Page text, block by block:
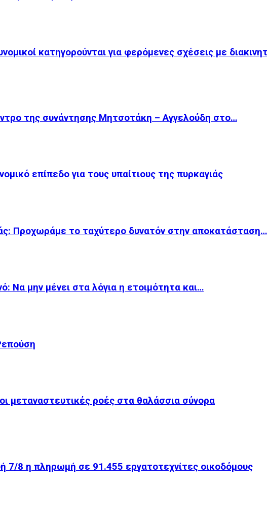
κατηγορούνται για φερόμενες σχέσεις με
της συνάντησης Μητσοτάκη – Αγγελούδη στο…
επίπεδο για τους υπαίτιους της πυρκαγιάς
Προχωράμε το ταχύτερο δυνατόν στην αποκατάσταση…
Να μην μένει στα λόγια η ετοιμότητα και…
μεταναστευτικές ροές στα θαλάσσια σύνορα
7/8 η πληρωμή σε 91.455 εργατοτεχνίτες οικοδόμους